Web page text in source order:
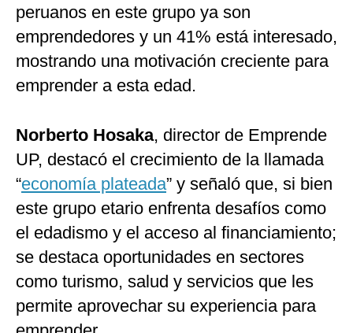
peruanos en este grupo ya son
emprendedores y un 41% está interesado,
mostrando una motivación creciente para
emprender a esta edad.
Norberto Hosaka, director de Emprende
UP, destacó el crecimiento de la llamada
“economía plateada” y señaló que, si bien
este grupo etario enfrenta desafíos como
el edadismo y el acceso al financiamiento;
se destaca oportunidades en sectores
como turismo, salud y servicios que les
permite aprovechar su experiencia para